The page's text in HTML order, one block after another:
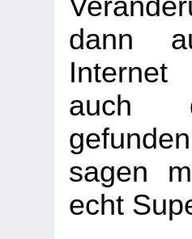
dann
auch
sagen
echt